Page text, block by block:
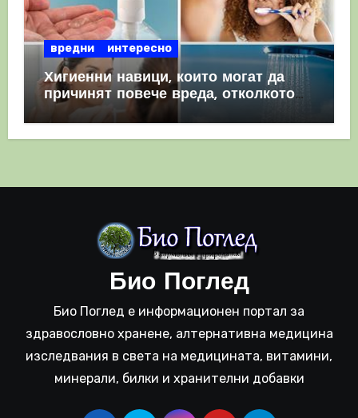
вредни интересно
Хигиенни навици, които могат да
причинят повече вреда, отколкото
полза
Био Поглед
Био Поглед е информационен портал за
здравословно хранене, алтернативна медицина
изследвания в света на медицината, витамини,
минерали, билки и хранителни добавки